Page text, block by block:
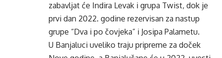
zabavljat će Indira Levak i grupa Twist, dok je
prvi dan 2022. godine rezervisan za nastup
grupe “Dva i po čovjeka” i Josipa Palametu.
U Banjaluci uveliko traju pripreme za doček